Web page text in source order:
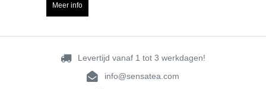
Meer info
Levertijd vanaf 1 tot 3 werkdagen!
info@sensatea.com